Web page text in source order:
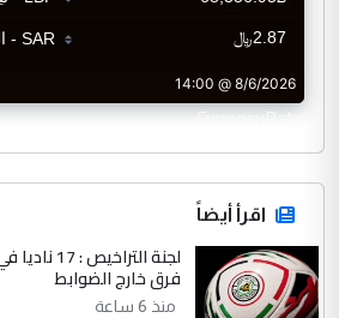
CurrencyRate
اقرأ أيضاً
فرق خارج الضوابط
منذ 6 ساعة